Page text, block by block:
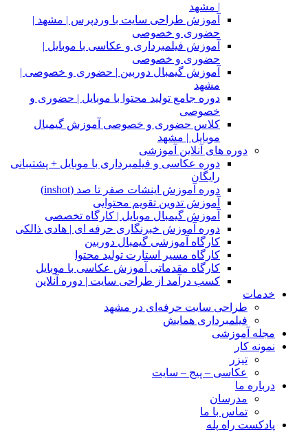
| مشهد
آموزش طراحی سایت با وردپرس | مشهد |
حضوری و خصوصی
آموزش فیلمبرداری و عکاسی با موبایل |
حضوری و خصوصی
آموزش گیمبال دوربین | حضوری و خصوصی |
مشهد
دوره جامع تولید محتوا با موبایل | حضوری و
خصوصی
کلاس حضوری و خصوصی آموزش گیمبال
موبایل | مشهد
دوره های آنلاین آموزشی
دوره عکاسی و فیلمبرداری با موبایل + پشتیبانی
رایگان
دوره آموزش اینشات صفر تا صد (inshot)
آموزش تدوین تقویم محتوایی
آموزش گیمبال موبایل | کارگاه تخصصی
دوره آموزش خبرنگاری حرفه ای | هادی ذالکی
کارگاه آموزشی گیمبال دوربین
کارگاه مسیر استارت تولید محتوا
کارگاه مقدماتی آموزش عکاسی با موبایل
کسب درآمد از طراحی سایت | دوره آنلاین
خدمات
طراحی سایت حرفه‌ای در مشهد
فیلمبرداری همایش
مجله آموزشی
نمونه کار
تیزر
عکاسی – پیج – سایت
درباره ما
مدرسان
تماس با ما
پادکست راه پله